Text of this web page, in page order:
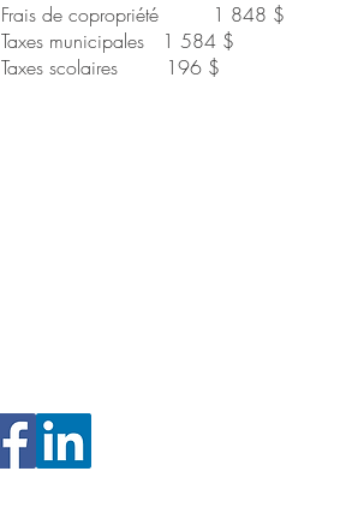
Frais de copropriété 1 848 $
Taxes municipales 1 584 $
Taxes scolaires 196 $